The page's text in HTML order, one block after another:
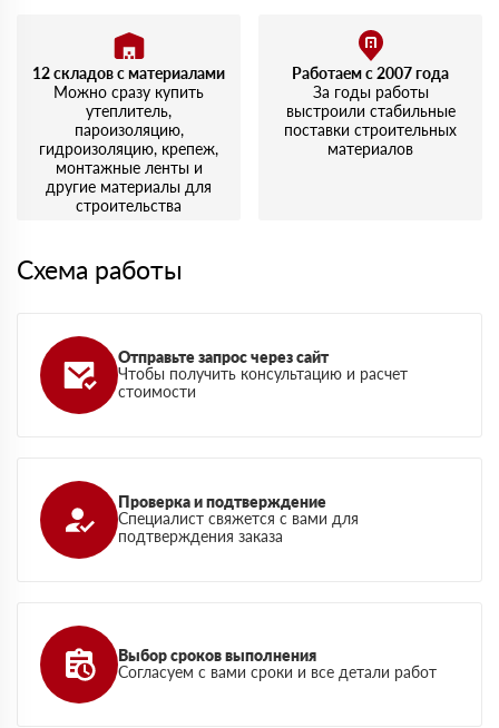
12 складов с материалами
Можно сразу купить
утеплитель,
пароизоляцию,
гидроизоляцию, крепеж,
монтажные ленты и
другие материалы для
строительства
Работаем с 2007 года
За годы работы
выстроили стабильные
поставки строительных
материалов
Схема работы
Отправьте запрос через сайт
Чтобы получить консультацию и расчет
стоимости
Проверка и подтверждение
Специалист свяжется с вами для
подтверждения заказа
Выбор сроков выполнения
Согласуем с вами сроки и все детали работ